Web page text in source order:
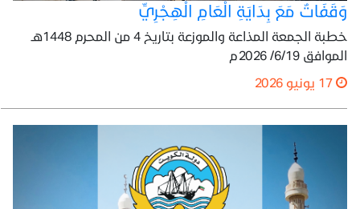
وَقَفَاتٌ مَعَ بِدَايَةِ الْعَامِ الْهِجْرِيِّ
خطبة الجمعة المذاعة والموزعة بتاريخ 4 من المحرم 1448هـ
الموافق 6/19/ 2026م